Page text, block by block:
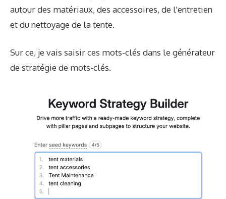
autour des matériaux, des accessoires, de l'entretien
et du nettoyage de la tente.
Sur ce, je vais saisir ces mots-clés dans le générateur
de stratégie de mots-clés.